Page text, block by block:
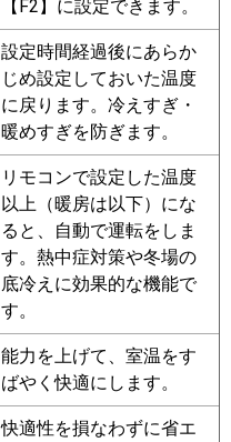
【F2】に設定できます。
設定時間経過後にあらか
じめ設定しておいた温度
に戻ります。冷えすぎ・
暖めすぎを防ぎます。
リモコンで設定した温度
以上（暖房は以下）にな
ると、自動で運転をしま
す。熱中症対策や冬場の
底冷えに効果的な機能で
す。
能力を上げて、室温をす
ばやく快適にします。
快適性を損なわずに省エ